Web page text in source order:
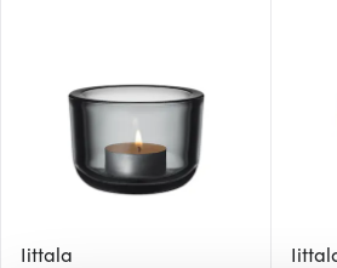
Iittala